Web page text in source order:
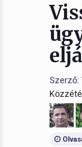
Szerző: